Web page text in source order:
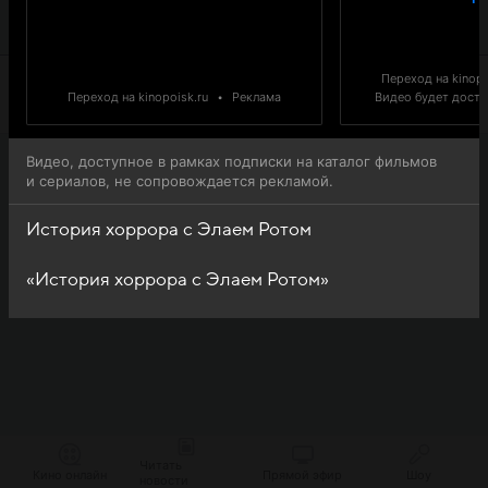
Переход на kinopoisk.ru • Реклама
Переход на
Видео будет
Видео, доступное в рамках подписки на каталог фильмов
и сериалов, не сопровождается рекламой.
История хоррора с Элаем Ротом
«История хоррора с Элаем Ротом»